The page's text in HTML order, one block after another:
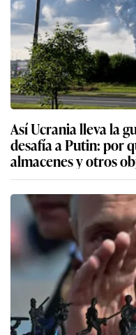
Así Ucrania lleva la
desafía a Putin: por
almacenes y otros